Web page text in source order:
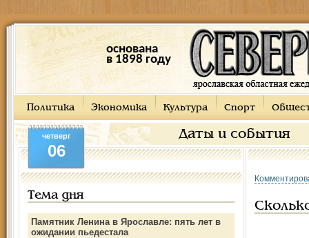
основана
в 1898 году
Политика Экономика Культура Спорт
Даты и события
четверг
06
Тема дня
Памятник Ленина в Ярославле: пять лет в
ожидании пьедестала